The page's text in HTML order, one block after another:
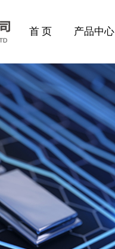
首 页 产品中心